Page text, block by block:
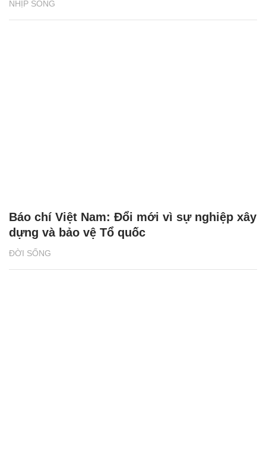
NHỊP SỐNG
ĐỜI SỐNG
Báo chí Việt Nam: Đổi mới vì sự nghiệp xây
dựng và bảo vệ Tổ quốc